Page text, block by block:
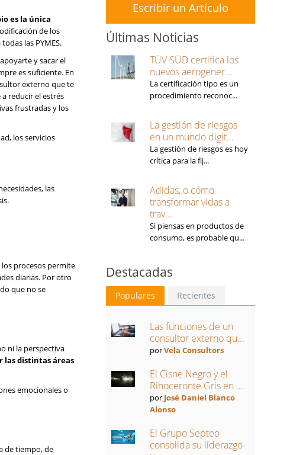
es la única
de los
las PYMES.
y sacar el
es suficiente. En
externo que te
reducir el estrés
frustradas y los
los servicios
las
procesos permite
diarias. Por otro
que no se
ni la perspectiva
las distintas áreas
emocionales o
de tiempo, de
Escribir un Artículo
Últimas Noticias
TÜV SÜD certifica los
nuevos aerogener...
La certificación tipo es un
procedimiento reconoc...
La gestión de riesgos
en un mundo digit...
La gestión de riesgos es hoy
crítica para la fij...
Adidas, o cómo
transformar vidas a
trav...
Si piensas en productos de
consumo, es probable qu...
Destacadas
Populares Recientes
Las funciones de un
consultor externo qu...
porVela Consultors
El Cisne Negro y el
Rinoceronte Gris en ...
por José Daniel Blanco
Alonso
El Grupo Septeo
consolida su liderazgo